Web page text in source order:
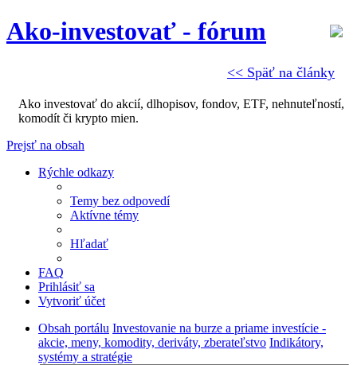
<< Späť na články
Ako-investovať - fórum
Ako investovať do akcií, dlhopisov, fondov, ETF, nehnuteľností,
komodít či krypto mien.
Prejsť na obsah
Rýchle odkazy
Temy bez odpovedí
Aktívne témy
Hľadať
FAQ
Prihlásiť sa
Vytvoriť účet
Obsah portálu Investovanie na burze a priame investície -
akcie, meny, komodity, deriváty, zberateľstvo Indikátory,
systémy a stratégie